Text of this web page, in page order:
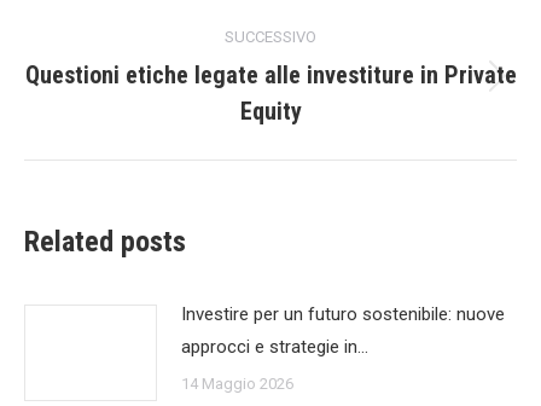
SUCCESSIVO
post:
Questioni etiche legate alle investiture in Private
Equity
Related posts
Investire per un futuro sostenibile: nuove
approcci e strategie in…
14 Maggio 2026